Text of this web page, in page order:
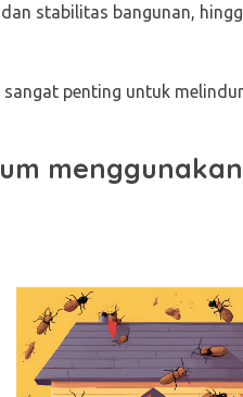
stabilitas bangunan,
penting untuk